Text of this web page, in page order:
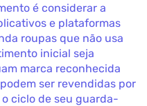
é considerar a
e plataformas
roupas que não usa
inicial seja
marca reconhecida
ser revendidas por
ciclo de seu guarda-